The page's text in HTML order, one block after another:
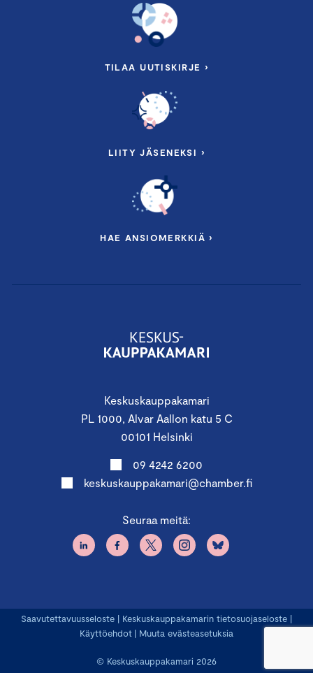
Keskuskauppakamari
PL 1000, Alvar Aallon katu 5 C
00101 Helsinki
09 4242 6200
keskuskauppakamari@chamber.fi
Seuraa meitä:
TILAA UUTISKIRJE ›
LIITY JÄSENEKSI ›
HAE ANSIOMERKKIÄ ›
© Keskuskauppakamari 2026
Saavutettavuusseloste | Keskuskauppakamarin tietosuojaseloste |
Käyttöehdot | Muuta evästeasetuksia